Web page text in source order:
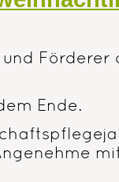
Förderer
Ende.